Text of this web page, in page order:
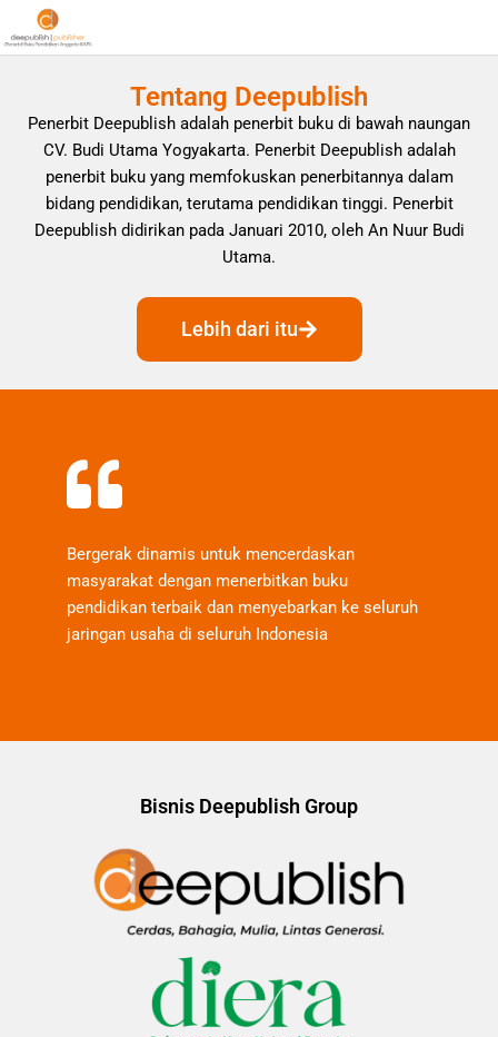
Tentang Deepublish
Penerbit Deepublish adalah penerbit buku di bawah naungan
CV. Budi Utama Yogyakarta. Penerbit Deepublish adalah
penerbit buku yang memfokuskan penerbitannya dalam
bidang pendidikan, terutama pendidikan tinggi. Penerbit
Deepublish didirikan pada Januari 2010, oleh An Nuur Budi
Utama.
Lebih dari itu
Bergerak dinamis untuk mencerdaskan
masyarakat dengan menerbitkan buku
pendidikan terbaik dan menyebarkan ke seluruh
jaringan usaha di seluruh Indonesia
Bisnis Deepublish Group